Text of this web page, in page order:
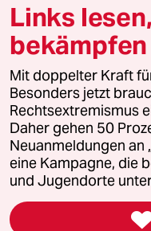
© 2026 taz Verlags und
Alle Rechte vorbehalten. Bei
wenden Sie sich bitte an
Feedback
Leitlinie Informant
Seitenwende
Links
bekämpfen
Mit doppelter Kraft
Besonders jetzt
Rechtsextremismus
Daher gehen 50
Neuanmeldungen an
eine Kampagne, die
und Jugendorte